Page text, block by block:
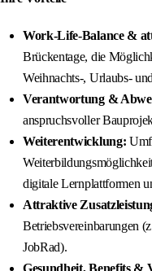
Work-Life-Balance &
Brückentage, die
Weihnachts-, Urlaubs-
Verantwortung &
anspruchsvoller
Weiterentwicklung:
digitale Lernplattformen
Attraktive
Betriebsvereinbarungen
JobRad).